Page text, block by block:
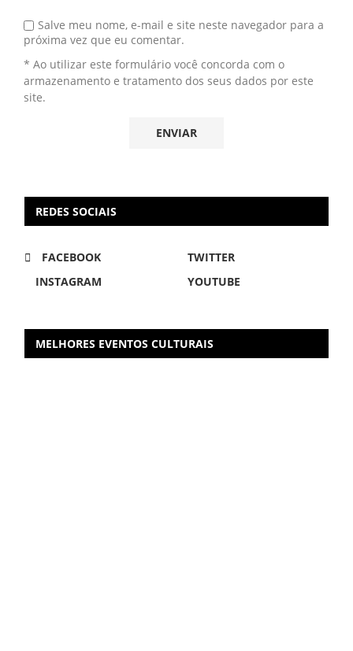
Salve meu nome, e-mail e site neste navegador para a
próxima vez que eu comentar.
* Ao utilizar este formulário você concorda com o
armazenamento e tratamento dos seus dados por este
site.
REDES SOCIAIS
FACEBOOK
TWITTER
INSTAGRAM
YOUTUBE
MELHORES EVENTOS CULTURAIS